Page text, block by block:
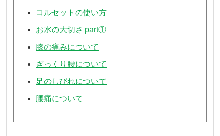
コルセットの使い方
お水の大切さ part①
膝の痛みについて
ぎっくり腰について
足のしびれについて
腰痛について